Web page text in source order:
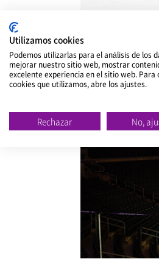
Utilizamos cookies
Podemos utilizarlas para el análisis de los
mejorar nuestro sitio web, mostrar
excelente experiencia en el sitio web.
cookies que utilizamos, abre los ajustes.
Rechazar No,